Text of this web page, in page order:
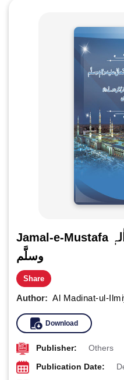
Jamal-e-Mustafa صَلَّی اللّٰہ تعالٰی علیہ واٰلہٖ
وسلَّم
Share
Author: Al Madinat-ul-
Download
Publisher: Others
Publication Date: